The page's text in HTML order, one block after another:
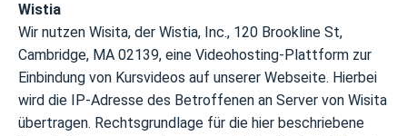
Wistia
Wir nutzen Wisita, der Wistia, Inc., 120 Brookline St,
Cambridge, MA 02139, eine Videohosting-Plattform zur
Einbindung von Kursvideos auf unserer Webseite. Hierbei
wird die IP-Adresse des Betroffenen an Server von Wisita
übertragen. Rechtsgrundlage für die hier beschriebene